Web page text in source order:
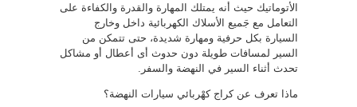
الأتوماتيك حيث أنه يمتلك المهارة والقدرة والكفاءة على
التعامل مع جَميع الأسلاك الكهربائية داخل وخارج
السيارة بكل حرفية ومهارة شديدة، حتى تتمكن من
السير لمسافات طويلة دون حدوث أى أعطال أو مشاكل
تحدث أثناء السير في النهضة والسفر.
ماذا تعرف عن كراج كهْربائي سيارات النهضة؟